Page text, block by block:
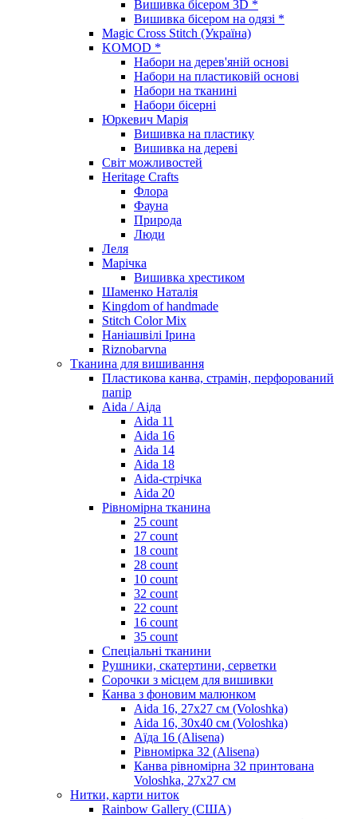
Вишивка бісером 3D *
Вишивка бісером на одязі *
Magic Cross Stitch (Україна)
KOMOD *
Набори на дерев'яній основі
Набори на пластиковій основі
Набори на тканині
Набори бісерні
Юркевич Марія
Вишивка на пластику
Вишивка на дереві
Світ можливостей
Heritage Crafts
Флора
Фауна
Природа
Люди
Леля
Марічка
Вишивка хрестиком
Шаменко Наталія
Kingdom of handmade
Stitch Color Mix
Наніашвілі Ірина
Riznobarvna
Тканина для вишивання
Пластикова канва, страмін, перфорований
папір
Aida / Аіда
Aida 11
Aida 16
Aida 14
Aida 18
Aida-стрічка
Aida 20
Рівномірна тканина
25 count
27 count
18 count
28 count
10 count
32 count
22 count
16 count
35 count
Спеціальні тканини
Рушники, скатертини, серветки
Сорочки з місцем для вишивки
Канва з фоновим малюнком
Aida 16, 27х27 см (Voloshka)
Aida 16, 30х40 см (Voloshka)
Аїда 16 (Alisena)
Рівномірка 32 (Alisena)
Канва рівномірна 32 принтована
Voloshka, 27х27 см
Нитки, карти ниток
Rainbow Gallery (США)